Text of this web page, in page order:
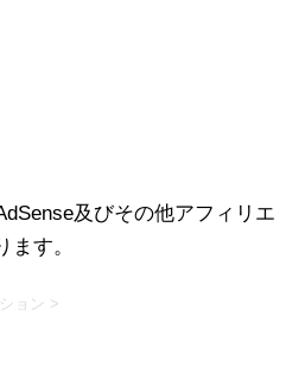
及びその他アフィリエ
す。
ョン >